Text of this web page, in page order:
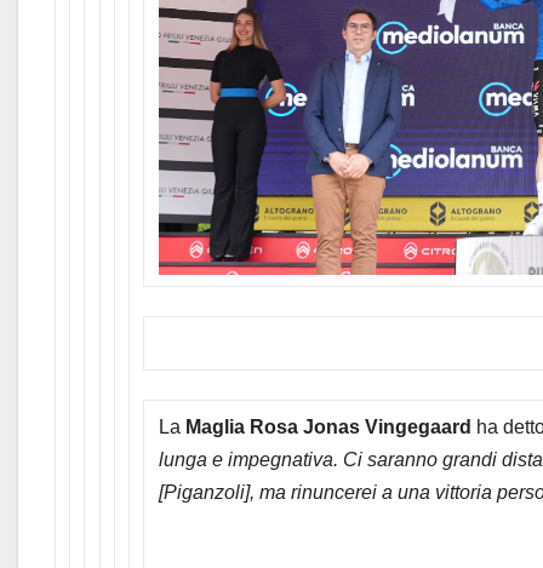
La Maglia Rosa Jonas Vingegaard ha
lunga e impegnativa. Ci saranno grandi
[Piganzoli], ma rinuncerei a una vittoria